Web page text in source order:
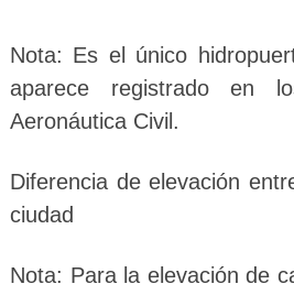
Nota: Es el único
aparece registrado en
Aeronáutica Civil.
Diferencia de elevación
ciudad
Nota: Para la elevación de